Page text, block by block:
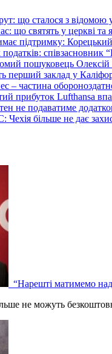
що сталося з відомою
що святять у церкві та
підтримку:
податків:
пошуковець
перший заклад у
– частина
прибуток Lufthansa
не подаватиме
більше не дає
“Нарешті матимемо
не можуть